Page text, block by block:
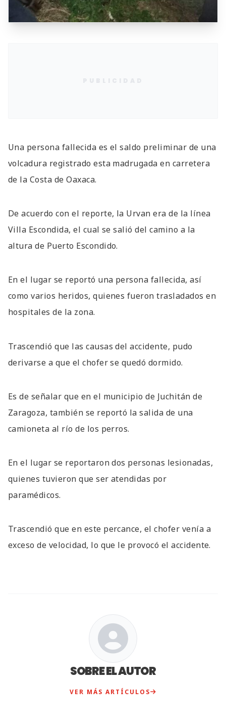
Una persona fallecida es el saldo preliminar de una
volcadura registrado esta madrugada en carretera
de la Costa de Oaxaca.
De acuerdo con el reporte, la Urvan era de la línea
Villa Escondida, el cual se salió del camino a la
altura de Puerto Escondido.
En el lugar se reportó una persona fallecida, así
como varios heridos, quienes fueron trasladados en
hospitales de la zona.
Trascendió que las causas del accidente, pudo
derivarse a que el chofer se quedó dormido.
Es de señalar que en el municipio de Juchitán de
Zaragoza, también se reportó la salida de una
camioneta al río de los perros.
En el lugar se reportaron dos personas lesionadas,
quienes tuvieron que ser atendidas por
paramédicos.
Trascendió que en este percance, el chofer venía a
exceso de velocidad, lo que le provocó el accidente.
SOBRE EL AUTOR
VER MÁS ARTÍCULOS